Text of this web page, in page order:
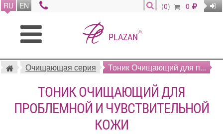
RU EN (0) 0
PLAZAN®
Очищающая серия Тоник Очищающий для п...
ТОНИК ОЧИЩАЮЩИЙ ДЛЯ
ПРОБЛЕМНОЙ И ЧУВСТВИТЕЛЬНОЙ
КОЖИ